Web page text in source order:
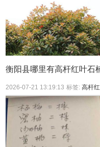
2026-07-21 13:19:13 标签:高杆红叶石楠